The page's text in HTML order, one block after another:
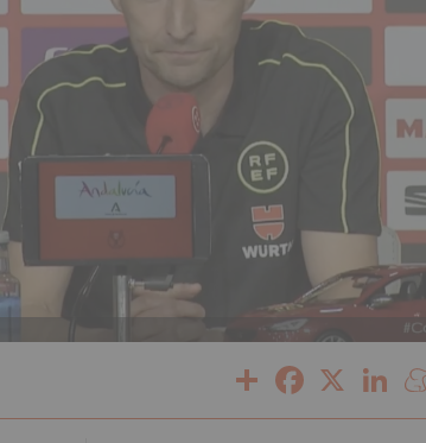
Share Facebook